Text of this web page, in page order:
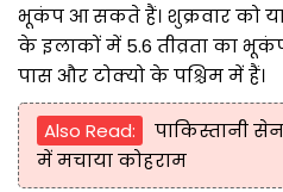
भूकंप आ सकते हैं। शुक्रवार को
के इलाकों में 5.6 तीव्रता का
पास और टोक्यो के पश्चिम में हैं।
Also Read:
पाकिस्तानी
में मचाया कोहराम